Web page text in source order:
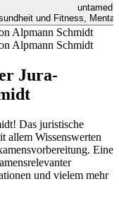
untamed
und Fitness,
Alpmann Schmidt
Alpmann Schmidt
Jura-
Das juristische
allem Wissenswerten
Eine
und vielem mehr